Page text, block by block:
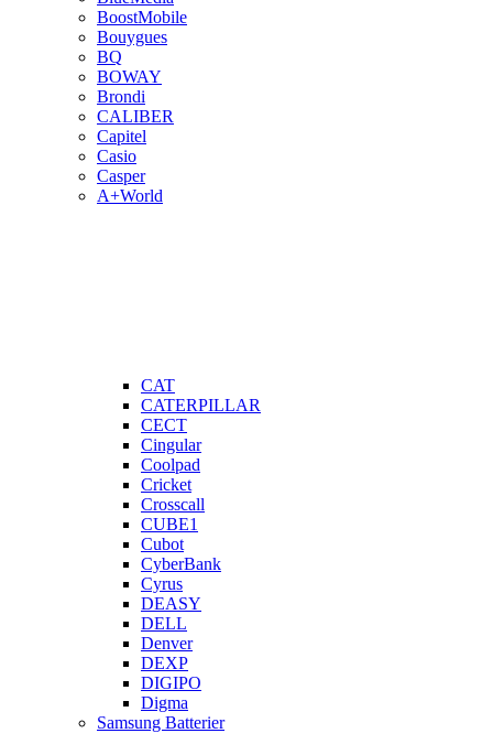
BoostMobile
Bouygues
BQ
BOWAY
Brondi
CALIBER
Capitel
Casio
Casper
A+World
CAT
CATERPILLAR
CECT
Cingular
Coolpad
Cricket
Crosscall
CUBE1
Cubot
CyberBank
Cyrus
DEASY
DELL
Denver
DEXP
DIGIPO
Digma
Samsung Batterier